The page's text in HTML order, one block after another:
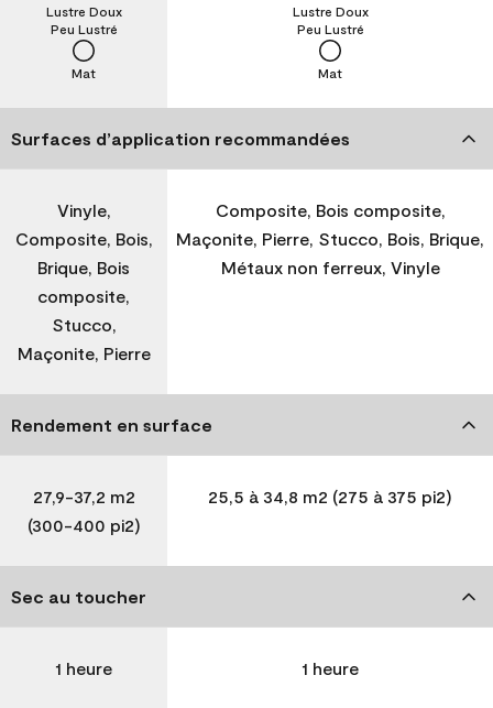
Mat
Peu Lustré
Lustre Doux
Mat
Peu Lustré
Lustre Doux
Surfaces d’application recommandées
Vinyle,
Composite, Bois,
Brique, Bois
composite,
Stucco,
Maçonite, Pierre
Composite, Bois composite,
Maçonite, Pierre, Stucco, Bois, Brique,
Métaux non ferreux, Vinyle
Rendement en surface
27,9-37,2 m2
(300-400 pi2)
25,5 à 34,8 m2 (275 à 375 pi2)
Sec au toucher
1 heure 1 heure